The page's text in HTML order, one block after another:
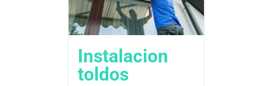
Instalacion
toldos